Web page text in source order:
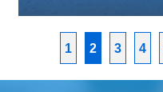
1 2 3 4